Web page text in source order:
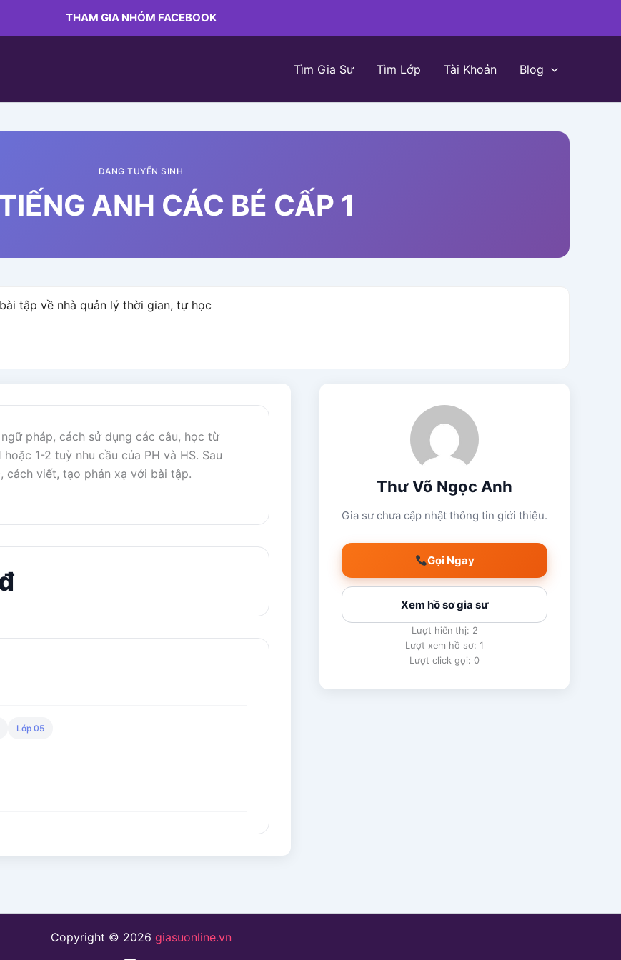
THAM GIA NHÓM FACEBOOK
Tìm Gia Sư Tìm Lớp Tài Khoản Blog
ĐANG TUYỂN SINH
ANH CÁC BÉ CẤP 1
tập về nhà quản lý thời gian, tự học
pháp, cách sử dụng các câu, học từ
1-2 tuỳ nhu cầu của PH và HS. Sau
cách viết, tạo phản xạ với bài tập.
Lớp 05
Thư Võ Ngọc Anh
Gia sư chưa cập nhật thông tin giới thiệu.
Gọi Ngay
Xem hồ sơ gia sư
Lượt hiển thị: 2
Lượt xem hồ sơ: 1
Lượt click gọi: 0
Copyright © 2026 giasuonline.vn